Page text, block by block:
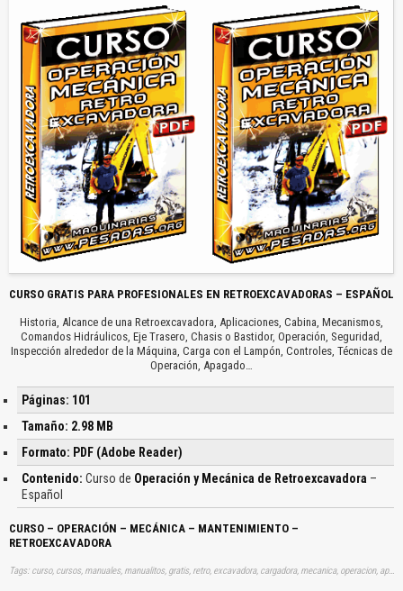
CURSO GRATIS PARA PROFESIONALES EN RETROEXCAVADORAS – ESPAÑOL
Historia, Alcance de una Retroexcavadora, Aplicaciones, Cabina, Mecanismos,
Comandos Hidráulicos, Eje Trasero, Chasis o Bastidor, Operación, Seguridad,
Inspección alrededor de la Máquina, Carga con el Lampón, Controles, Técnicas de
Operación, Apagado…
Páginas: 101
Tamaño: 2.98 MB
Formato: PDF (Adobe Reader)
Contenido: Curso de Operación y Mecánica de Retroexcavadora –
Español
CURSO – OPERACIÓN – MECÁNICA – MANTENIMIENTO –
RETROEXCAVADORA
Tags: curso, cursos, manuales, manualitos, gratis, retro, excavadora, cargadora, mecanica, operacion, aprender, descargas